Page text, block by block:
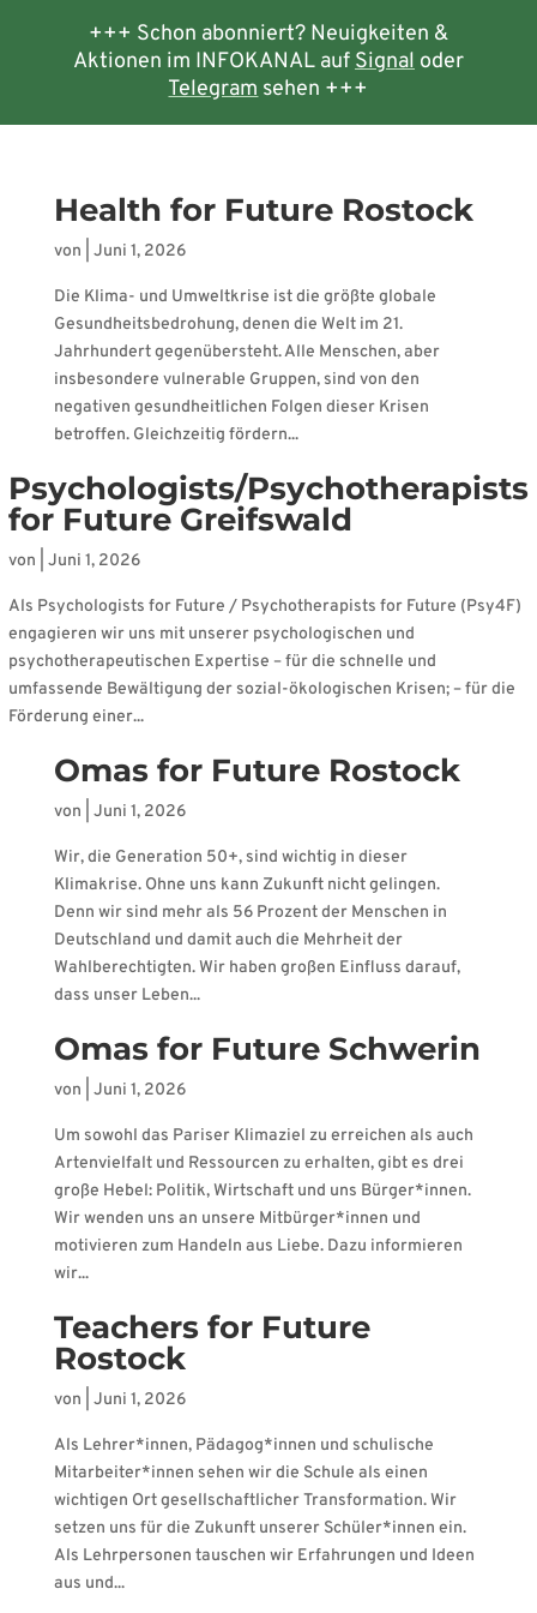
+++ Schon abonniert? Neuigkeiten &
Aktionen im INFOKANAL aufSignaloder
Telegramsehen +++
Health for Future Rostock
von Juni 1, 2026
Die Klima- und Umweltkrise ist die größte globale
Gesundheitsbedrohung, denen die Welt im 21.
Jahrhundert gegenübersteht. Alle Menschen, aber
insbesondere vulnerable Gruppen, sind von den
negativen gesundheitlichen Folgen dieser Krisen
betroffen. Gleichzeitig fördern...
Psychologists/Psychotherapists
for Future Greifswald
von Juni 1, 2026
Als Psychologists for Future / Psychotherapists for Future (Psy4F)
engagieren wir uns mit unserer psychologischen und
psychotherapeutischen Expertise – für die schnelle und
umfassende Bewältigung der sozial-ökologischen Krisen; – für die
Förderung einer...
Omas for Future Rostock
von Juni 1, 2026
Wir, die Generation 50+, sind wichtig in dieser
Klimakrise. Ohne uns kann Zukunft nicht gelingen.
Denn wir sind mehr als 56 Prozent der Menschen in
Deutschland und damit auch die Mehrheit der
Wahlberechtigten. Wir haben großen Einfluss darauf,
dass unser Leben...
Omas for Future Schwerin
von Juni 1, 2026
Um sowohl das Pariser Klimaziel zu erreichen als auch
Artenvielfalt und Ressourcen zu erhalten, gibt es drei
große Hebel: Politik, Wirtschaft und uns Bürger*innen.
Wir wenden uns an unsere Mitbürger*innen und
motivieren zum Handeln aus Liebe. Dazu informieren
wir...
Teachers for Future
Rostock
von Juni 1, 2026
Als Lehrer*innen, Pädagog*innen und schulische
Mitarbeiter*innen sehen wir die Schule als einen
wichtigen Ort gesellschaftlicher Transformation. Wir
setzen uns für die Zukunft unserer Schüler*innen ein.
Als Lehrpersonen tauschen wir Erfahrungen und Ideen
aus und...